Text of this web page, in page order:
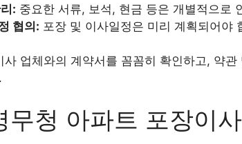
: 중요한 서류, 보석, 현금 등은 개별적으로
협의: 포장 및 이사일정은 미리 계획되어야
사 업체와의 계약서를 꼼꼼히 확인하고, 약
무청 아파트 포장이